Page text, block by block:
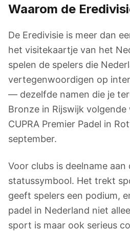
Waarom de
De Eredivisie is meer dan
het visitekaartje van het
spelen de spelers die
vertegenwoordigen op
— dezelfde namen die je
Bronze in Rijswijk
CUPRA Premier Padel in
september.
Voor clubs is deelname aan
statussymbool. Het trekt
geeft spelers een podium,
padel in Nederland niet
sport is maar ook serieus